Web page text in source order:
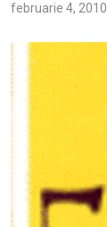
februarie 4, 2010